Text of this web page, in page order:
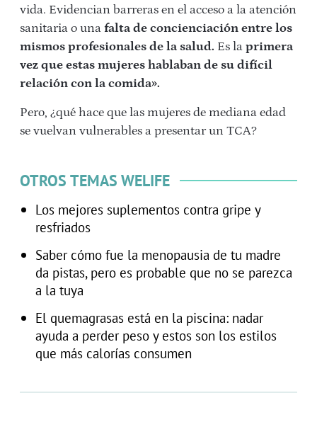
vida. Evidencian barreras en el acceso a la atención
sanitaria o una falta de concienciación entre los
mismos profesionales de la salud. Es la primera
vez que estas mujeres hablaban de su difícil
relación con la comida».
Pero, ¿qué hace que las mujeres de mediana edad
se vuelvan vulnerables a presentar un TCA?
OTROS TEMAS WELIFE
Los mejores suplementos contra gripe y
resfriados
Saber cómo fue la menopausia de tu madre
da pistas, pero es probable que no se parezca
a la tuya
El quemagrasas está en la piscina: nadar
ayuda a perder peso y estos son los estilos
que más calorías consumen